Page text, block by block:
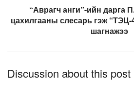
“Аврагч анги”-ийн дарга
цахилгааны слесарь гэж “ТЭЦ-
шагнажээ
Discussion about this post